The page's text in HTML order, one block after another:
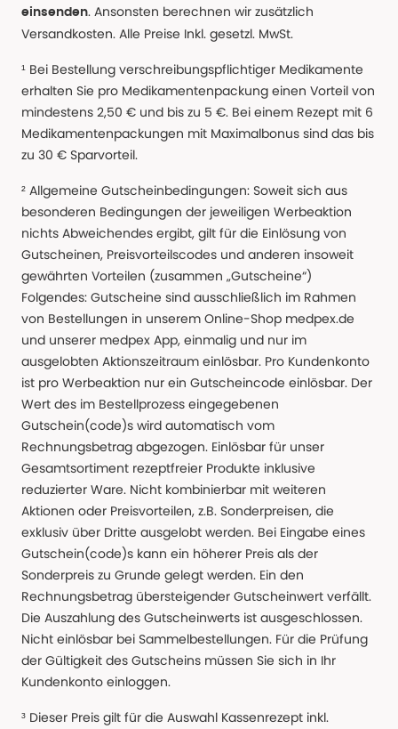
einsenden. Ansonsten berechnen wir zusätzlich
Versandkosten. Alle Preise Inkl. gesetzl. MwSt.
¹ Bei Bestellung verschreibungspflichtiger Medikamente
erhalten Sie pro Medikamentenpackung einen Vorteil von
mindestens 2,50 € und bis zu 5 €. Bei einem Rezept mit 6
Medikamentenpackungen mit Maximalbonus sind das bis
zu 30 € Sparvorteil.
² Allgemeine Gutscheinbedingungen: Soweit sich aus
besonderen Bedingungen der jeweiligen Werbeaktion
nichts Abweichendes ergibt, gilt für die Einlösung von
Gutscheinen, Preisvorteilscodes und anderen insoweit
gewährten Vorteilen (zusammen „Gutscheine“)
Folgendes: Gutscheine sind ausschließlich im Rahmen
von Bestellungen in unserem Online-Shop medpex.de
und unserer medpex App, einmalig und nur im
ausgelobten Aktionszeitraum einlösbar. Pro Kundenkonto
ist pro Werbeaktion nur ein Gutscheincode einlösbar. Der
Wert des im Bestellprozess eingegebenen
Gutschein(code)s wird automatisch vom
Rechnungsbetrag abgezogen. Einlösbar für unser
Gesamtsortiment rezeptfreier Produkte inklusive
reduzierter Ware. Nicht kombinierbar mit weiteren
Aktionen oder Preisvorteilen, z.B. Sonderpreisen, die
exklusiv über Dritte ausgelobt werden. Bei Eingabe eines
Gutschein(code)s kann ein höherer Preis als der
Sonderpreis zu Grunde gelegt werden. Ein den
Rechnungsbetrag übersteigender Gutscheinwert verfällt.
Die Auszahlung des Gutscheinwerts ist ausgeschlossen.
Nicht einlösbar bei Sammelbestellungen. Für die Prüfung
der Gültigkeit des Gutscheins müssen Sie sich in Ihr
Kundenkonto einloggen.
³ Dieser Preis gilt für die Auswahl Kassenrezept inkl.